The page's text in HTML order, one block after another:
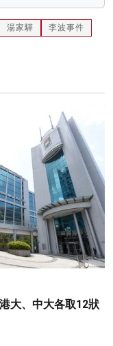
湯家驊 李波事件
大、中大各取12狀